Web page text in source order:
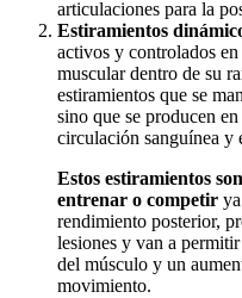
articulaciones para la
Estiramientos
activos y controlados
muscular dentro de su
estiramientos que se
sino que se producen
circulación sanguínea y
Estos estiramientos
entrenar o competir
rendimiento posterior,
lesiones y van a
del músculo y un
movimiento.